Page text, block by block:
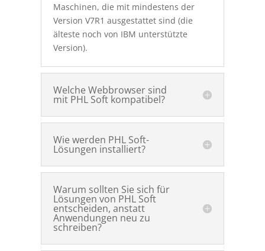
Maschinen, die mit mindestens der
Version V7R1 ausgestattet sind (die
älteste noch von IBM unterstützte
Version).
Welche Webbrowser sind
mit PHL Soft kompatibel?
Wie werden PHL Soft-
Lösungen installiert?
Warum sollten Sie sich für
Lösungen von PHL Soft
entscheiden, anstatt
Anwendungen neu zu
schreiben?